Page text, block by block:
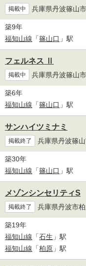
掲載中 兵庫県丹波篠山
築9年
福知山線 「篠山口 」駅
フェルネス Ⅱ
掲載中 兵庫県丹波篠山
築6年
福知山線 「篠山口 」駅
サンハイツミナミ
掲載終了 兵庫県丹波篠
築30年
福知山線 「篠山口 」駅
メゾンシンセリティS
掲載終了 兵庫県丹波市
築19年
福知山線 「石生 」駅
福知山線 「柏原 」駅